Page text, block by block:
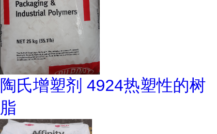
陶氏增塑剂 4924热塑性的树
脂